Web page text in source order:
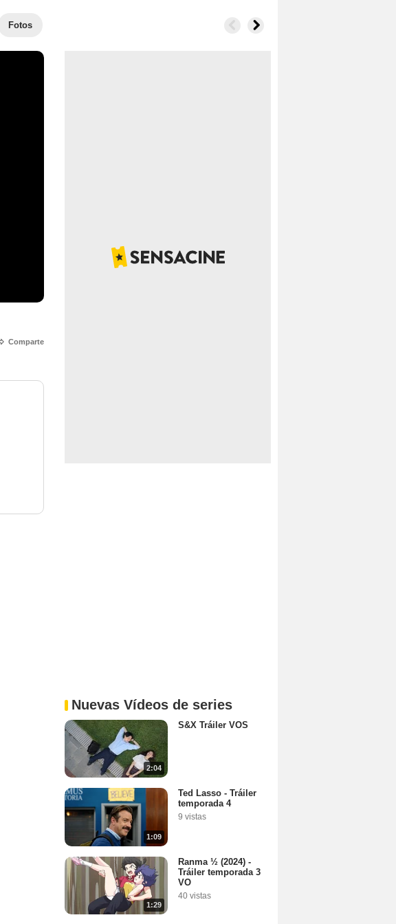
Fotos
Comparte
Nuevas Vídeos de series
2:04
S&X Tráiler VOS
1:09
Ted Lasso - Tráiler
temporada 4
9 vistas
1:29
Ranma ½ (2024) -
Tráiler temporada 3
VO
40 vistas